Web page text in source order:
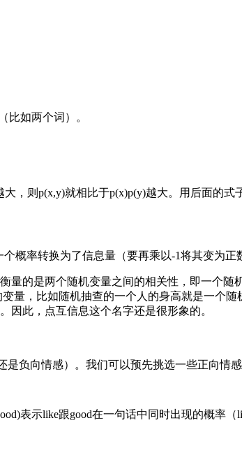
比如两个词）。
，则p(x,y)就相比于p(x)p(y)越大。用后面的
概率转换为了信息量（要再乘以-1将其变为正
的是两个随机变量之间的相关性，即一个随
量，比如随机抽查的一个人的身高就是一个
因此，点互信息这个名字还是很形象的。
负向情感）。我们可以预先挑选一些正向情
表示like跟good在一句话中同时出现的概率（